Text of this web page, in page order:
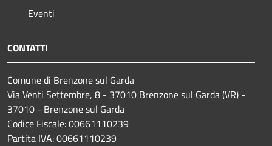
Eventi
CONTATTI
Comune di Brenzone sul Garda
Via Venti Settembre, 8 - 37010 Brenzone sul Garda (VR) -
37010 - Brenzone sul Garda
Codice Fiscale: 00661110239
Partita IVA: 00661110239